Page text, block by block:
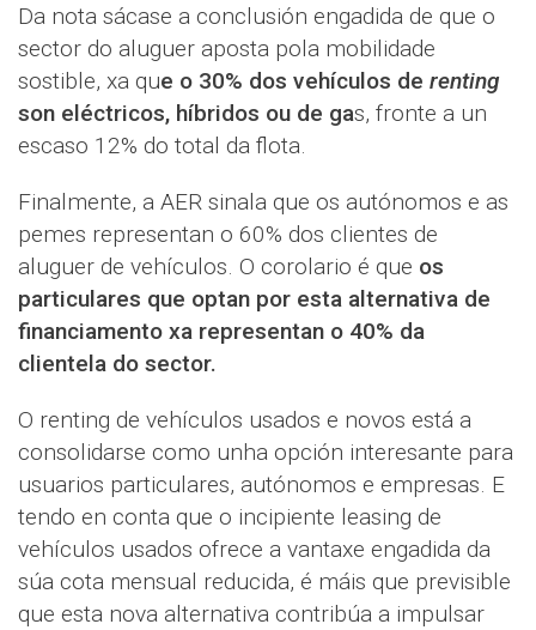
Da nota sácase a conclusión engadida de que o
sector do aluguer aposta pola mobilidade
sostible, xa que o 30% dos vehículos de renting
son eléctricos, híbridos ou de gas, fronte a un
escaso 12% do total da flota.
Finalmente, a AER sinala que os autónomos e as
pemes representan o 60% dos clientes de
aluguer de vehículos. O corolario é que os
particulares que optan por esta alternativa de
financiamento xa representan o 40% da
clientela do sector.
O renting de vehículos usados ​​e novos está a
consolidarse como unha opción interesante para
usuarios particulares, autónomos e empresas. E
tendo en conta que o incipiente leasing de
vehículos usados ​​ofrece a vantaxe engadida da
súa cota mensual reducida, é máis que previsible
que esta nova alternativa contribúa a impulsar